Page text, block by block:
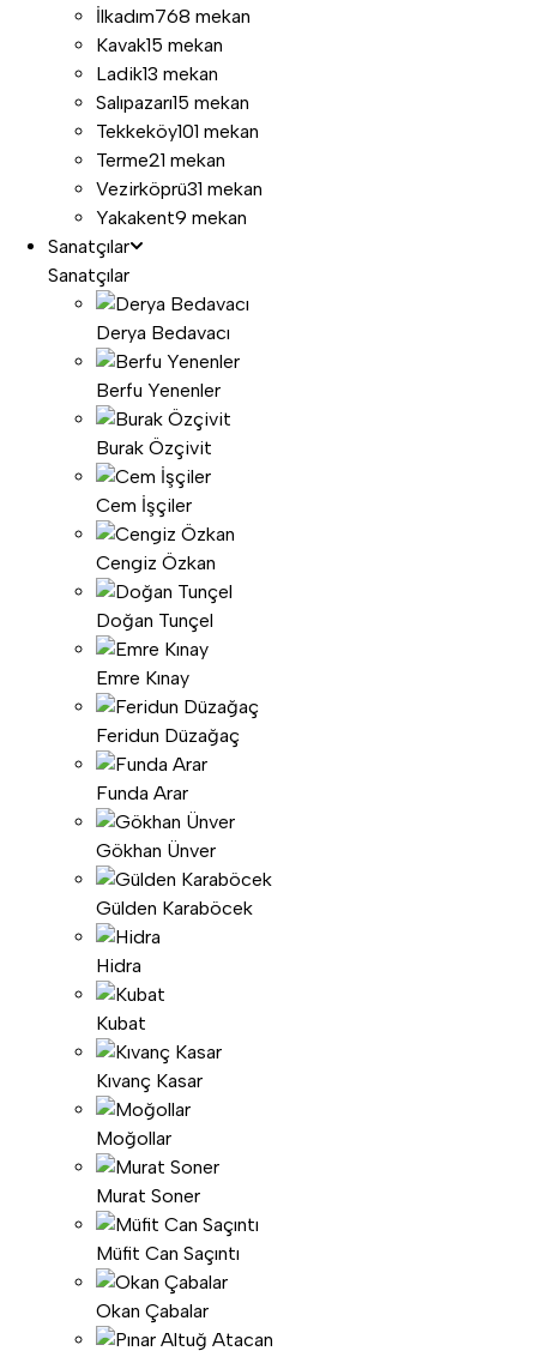
İlkadım768 mekan
Kavak15 mekan
Ladik13 mekan
Salıpazarı15 mekan
Tekkeköy101 mekan
Terme21 mekan
Vezirköprü31 mekan
Yakakent9 mekan
Sanatçılar
Sanatçılar
Derya Bedavacı
Berfu Yenenler
Burak Özçivit
Cem İşçiler
Cengiz Özkan
Doğan Tunçel
Emre Kınay
Feridun Düzağaç
Funda Arar
Gökhan Ünver
Gülden Karaböcek
Hidra
Kubat
Kıvanç Kasar
Moğollar
Murat Soner
Müfit Can Saçıntı
Okan Çabalar